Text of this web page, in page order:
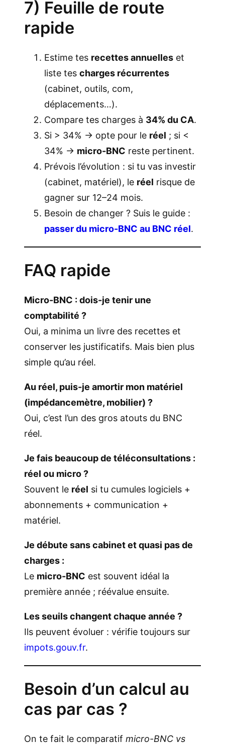
7) Feuille de route
rapide
Estime tes recettes annuelles et
liste tes charges récurrentes
(cabinet, outils, com,
déplacements…).
Compare tes charges à 34% du CA.
Si > 34% → opte pour le réel ; si <
34% → micro-BNC reste pertinent.
Prévois l’évolution : si tu vas investir
(cabinet, matériel), le réel risque de
gagner sur 12–24 mois.
Besoin de changer ? Suis le guide :
passer du micro-BNC au BNC réel.
FAQ rapide
Micro-BNC : dois-je tenir une
comptabilité ?
Oui, a minima un livre des recettes et
conserver les justificatifs. Mais bien plus
simple qu’au réel.
Au réel, puis-je amortir mon matériel
(impédancemètre, mobilier) ?
Oui, c’est l’un des gros atouts du BNC
réel.
Je fais beaucoup de téléconsultations :
réel ou micro ?
Souvent le réel si tu cumules logiciels +
abonnements + communication +
matériel.
Je débute sans cabinet et quasi pas de
charges :
Le micro-BNC est souvent idéal la
première année ; réévalue ensuite.
Les seuils changent chaque année ?
Ils peuvent évoluer : vérifie toujours sur
impots.gouv.fr.
Besoin d’un calcul au
cas par cas ?
On te fait le comparatif micro-BNC vs